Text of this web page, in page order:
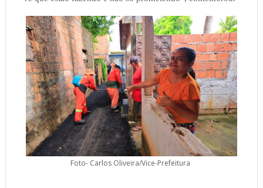
Foto- Carlos Oliveira/Vice-Prefeitura